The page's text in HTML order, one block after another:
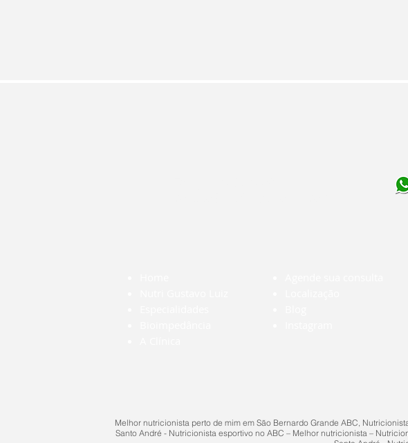
Tel: (11) 4930-4992
Melhor nutricionista perto de mim em São Bernardo Grande ABC,
Santo André - Nutricionista esportivo no ABC – Melhor nutricionista –